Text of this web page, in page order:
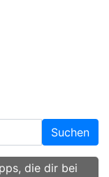
Suchen
die dir bei